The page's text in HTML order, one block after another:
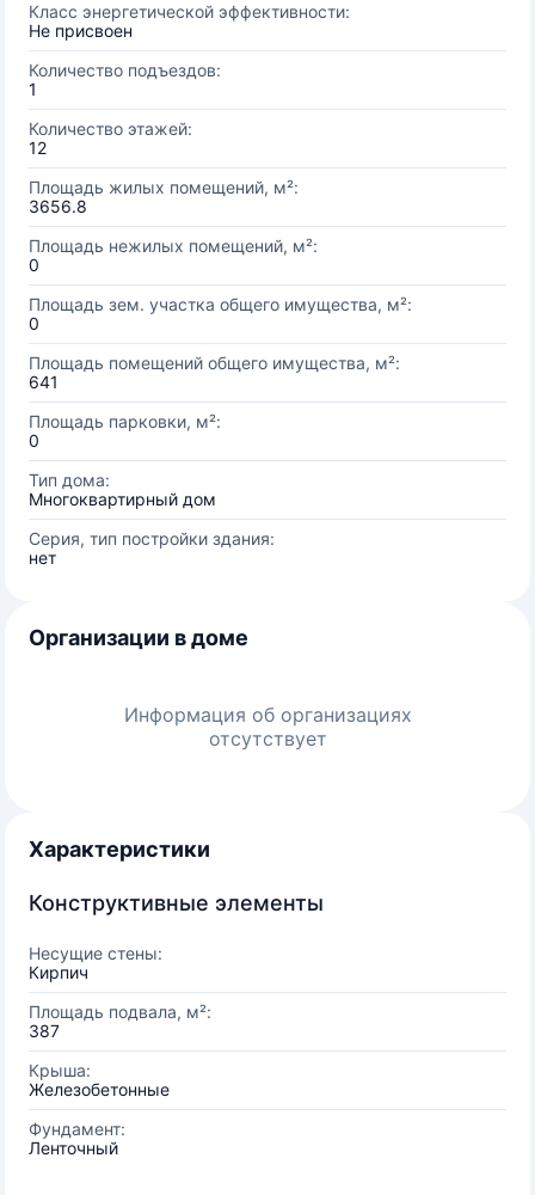
Класс энергетической эффективности:
Не присвоен
Количество подъездов:
1
Количество этажей:
12
Площадь жилых помещений, м²:
3656.8
Площадь нежилых помещений, м²:
0
Площадь зем. участка общего имущества, м²:
0
Площадь помещений общего имущества, м²:
641
Площадь парковки, м²:
0
Тип дома:
Многоквартирный дом
Серия, тип постройки здания:
нет
Организации в доме
Информация об организациях
отсутствует
Характеристики
Конструктивные элементы
Несущие стены:
Кирпич
Площадь подвала, м²:
387
Крыша:
Железобетонные
Фундамент:
Ленточный